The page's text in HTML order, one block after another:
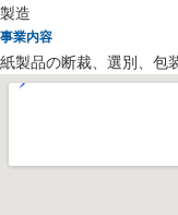
製造
事業内容
紙製品の断裁、選別、包